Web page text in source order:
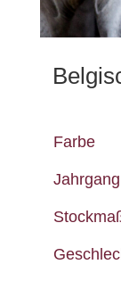
Farbe
Jahrgang